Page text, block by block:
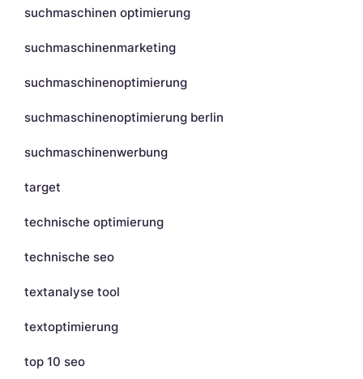
suchmaschinen optimierung
suchmaschinenmarketing
suchmaschinenoptimierung
suchmaschinenoptimierung berlin
suchmaschinenwerbung
target
technische optimierung
technische seo
textanalyse tool
textoptimierung
top 10 seo